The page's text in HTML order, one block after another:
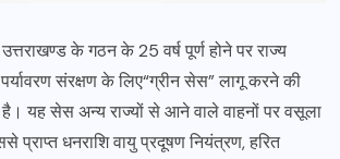
के गठन के 25 वर्ष पूर्ण होने पर राज्य
संरक्षण के लिए“ग्रीन सेस” लागू करने की
है। यह सेस अन्य राज्यों से आने वाले वाहनों पर वसूला
प्राप्त धनराशि वायु प्रदूषण नियंत्रण, हरित